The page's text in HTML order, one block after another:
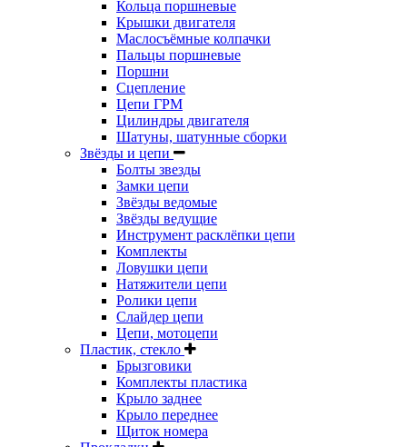
Кольца поршневые
Крышки двигателя
Маслосъёмные колпачки
Пальцы поршневые
Поршни
Сцепление
Цепи ГРМ
Цилиндры двигателя
Шатуны, шатунные сборки
Звёзды и цепи
Болты звезды
Замки цепи
Звёзды ведомые
Звёзды ведущие
Инструмент расклёпки цепи
Комплекты
Ловушки цепи
Натяжители цепи
Ролики цепи
Слайдер цепи
Цепи, мотоцепи
Пластик, стекло
Брызговики
Комплекты пластика
Крыло заднее
Крыло переднее
Щиток номера